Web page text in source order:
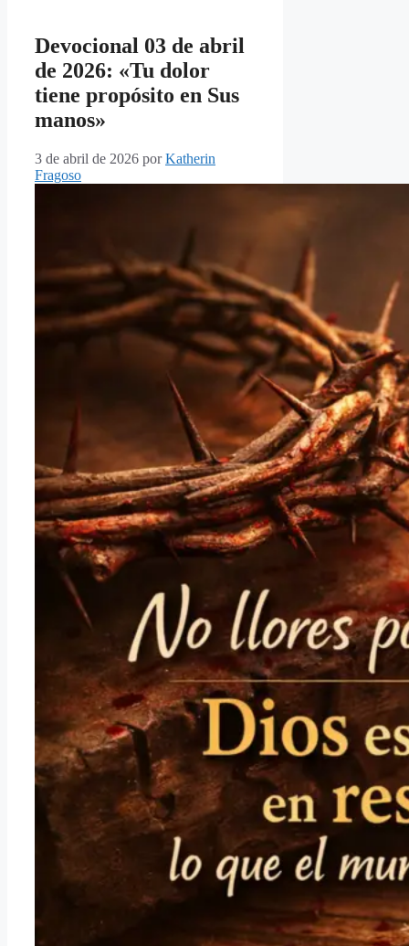
Devocional 03 de abril
de 2026: «Tu dolor
tiene propósito en Sus
manos»
3 de abril de 2026 porKatherin
Fragoso